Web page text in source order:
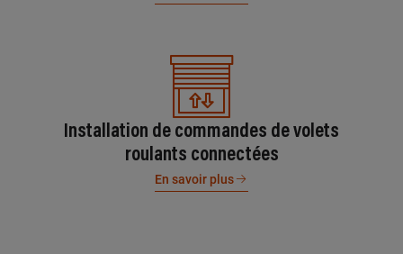
Installation de commandes de volets
roulants connectées
En savoir plus